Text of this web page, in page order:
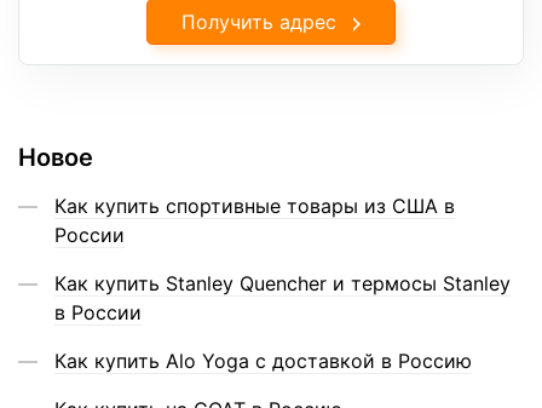
Получить адрес
Новое
Как купить спортивные товары из США в
России
Как купить Stanley Quencher и термосы Stanley
в России
Как купить Alo Yoga с доставкой в Россию